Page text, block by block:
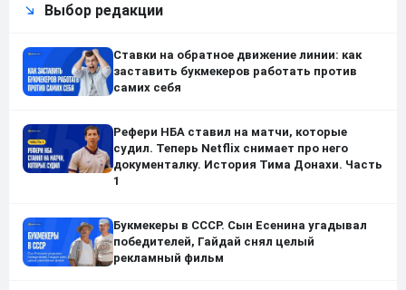
Выбор редакции
Ставки на обратное движение линии: как
заставить букмекеров работать против
самих себя
Рефери НБА ставил на матчи, которые
судил. Теперь Netflix снимает про него
документалку. История Тима Донахи. Часть
1
Букмекеры в СССР. Сын Есенина угадывал
победителей, Гайдай снял целый
рекламный фильм